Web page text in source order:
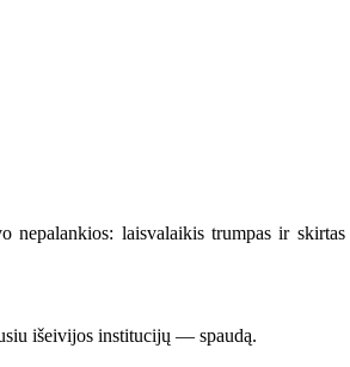
laisvalaikis trumpas ir
išeivijos institucijų — spaudą.